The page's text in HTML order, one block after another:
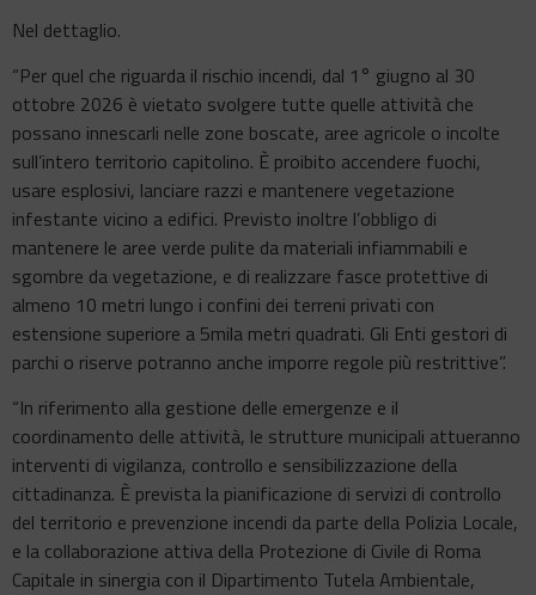
Nel dettaglio.
“Per quel che riguarda il rischio incendi, dal 1° giugno al 30
ottobre 2026 è vietato svolgere tutte quelle attività che
possano innescarli nelle zone boscate, aree agricole o incolte
sull’intero territorio capitolino. È proibito accendere fuochi,
usare esplosivi, lanciare razzi e mantenere vegetazione
infestante vicino a edifici. Previsto inoltre l’obbligo di
mantenere le aree verde pulite da materiali infiammabili e
sgombre da vegetazione, e di realizzare fasce protettive di
almeno 10 metri lungo i confini dei terreni privati con
estensione superiore a 5mila metri quadrati. Gli Enti gestori di
parchi o riserve potranno anche imporre regole più restrittive”.
“In riferimento alla gestione delle emergenze e il
coordinamento delle attività, le strutture municipali attueranno
interventi di vigilanza, controllo e sensibilizzazione della
cittadinanza. È prevista la pianificazione di servizi di controllo
del territorio e prevenzione incendi da parte della Polizia Locale,
e la collaborazione attiva della Protezione di Civile di Roma
Capitale in sinergia con il Dipartimento Tutela Ambientale,